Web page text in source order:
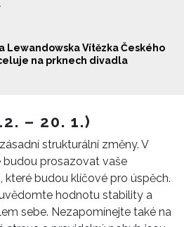
Lewandowska Vítězka Českého
na prknech divadla
– 20. 1.)
strukturální změny. V
prosazovat vaše
které budou klíčové pro úspěch.
hodnotu stability a
sebe. Nezapomínejte také na